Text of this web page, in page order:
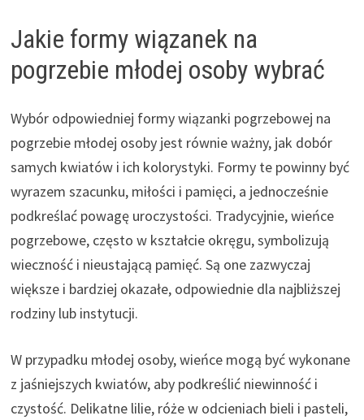
Jakie formy wiązanek na
pogrzebie młodej osoby wybrać
Wybór odpowiedniej formy wiązanki pogrzebowej na
pogrzebie młodej osoby jest równie ważny, jak dobór
samych kwiatów i ich kolorystyki. Formy te powinny być
wyrazem szacunku, miłości i pamięci, a jednocześnie
podkreślać powagę uroczystości. Tradycyjnie, wieńce
pogrzebowe, często w kształcie okręgu, symbolizują
wieczność i nieustającą pamięć. Są one zazwyczaj
większe i bardziej okazałe, odpowiednie dla najbliższej
rodziny lub instytucji.
W przypadku młodej osoby, wieńce mogą być wykonane
z jaśniejszych kwiatów, aby podkreślić niewinność i
czystość. Delikatne lilie, róże w odcieniach bieli i pasteli,